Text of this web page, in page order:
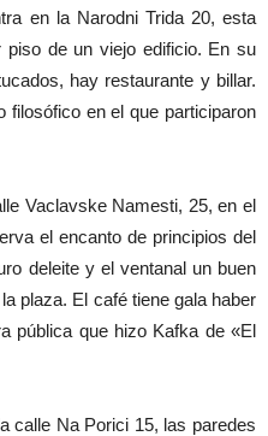
en la Narodni Trida 20, esta
de un viejo edificio. En su
hay restaurante y billar.
en el que participaron
Vaclavske Namesti, 25, en el
el encanto de principios del
deleite y el ventanal un buen
plaza. El café tiene gala haber
pública que hizo Kafka de «El
calle Na Porici 15, las paredes